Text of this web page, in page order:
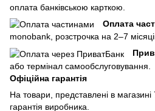
оплата банківською карткою.
Оплата
monobank, розстрочка на 2–7
або термінал самообслуговування.
Офіційна гарантія
На товари, представлені в
гарантія виробника.